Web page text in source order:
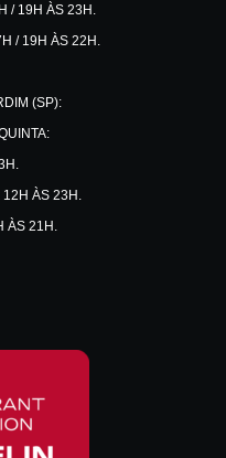
/ 19H ÀS 23H.
/ 19H ÀS 22H.
(SP):
12H ÀS 23H.
ÀS 21H.